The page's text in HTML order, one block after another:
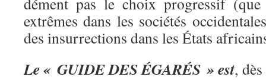
extrêmes dans les sociétés
des insurrections dans les États
Le « GUIDE DES ÉGARÉS » est,